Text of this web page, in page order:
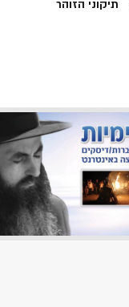
תיקוני הזוהר